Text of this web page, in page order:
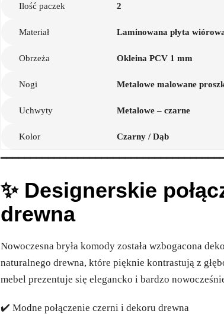
Ilość paczek 2
Materiał Laminowana płyta
Obrzeża Okleina PCV 1 mm
Nogi Metalowe malowane
Uchwyty Metalowe – czarne
Kolor Czarny / Dąb
✨ Designerskie
drewna
Nowoczesna bryła komody została wzbogacona
naturalnego drewna, które pięknie kontrastują z
mebel prezentuje się elegancko i bardzo
✔️ Modne połączenie czerni i dekoru drewna